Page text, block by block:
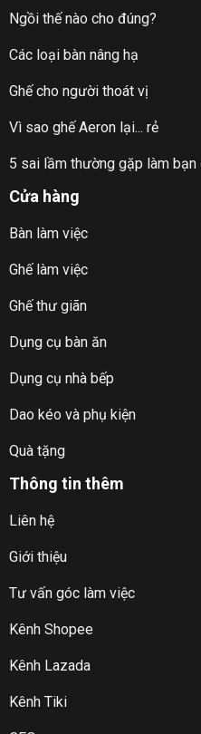
Ngồi thế nào cho đúng?
Các loại bàn nâng hạ
Ghế cho người thoát vị
Vì sao ghế Aeron lại... rẻ
5 sai lầm thường gặp làm
Cửa hàng
Bàn làm việc
Ghế làm việc
Ghế thư giãn
Dụng cụ bàn ăn
Dụng cụ nhà bếp
Dao kéo và phụ kiện
Quà tặng
Thông tin thêm
Liên hệ
Giới thiệu
Tư vấn góc làm việc
Kênh Shopee
Kênh Lazada
Kênh Tiki